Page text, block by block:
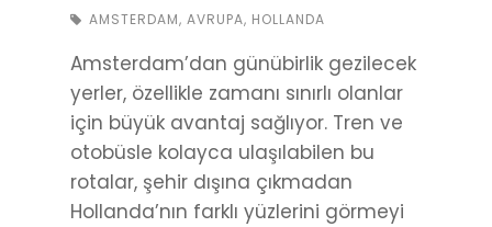
AMSTERDAM, AVRUPA, HOLLANDA
Amsterdam’dan günübirlik gezilecek
yerler, özellikle zamanı sınırlı olanlar
için büyük avantaj sağlıyor. Tren ve
otobüsle kolayca ulaşılabilen bu
rotalar, şehir dışına çıkmadan
Hollanda’nın farklı yüzlerini görmeyi